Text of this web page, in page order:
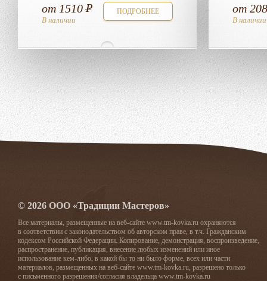
от 1510
В наличии
ПОДРОБНЕЕ от
В наличии
© 2026 ООО «Традиции Мастеров»
Все материалы, размещенные на веб-сайте www.tm-kovka.ru охраняются
в соответствии с законодательством об авторском праве, в т.ч. Гражданским
кодексом Российской Федерации. Копирование, демонстрация, воспроизведение,
распространение, публикация, внесение любых изменений или иное
использование кем-либо, в какой бы то ни было форме, всех или части
материалов, размещенных на веб-сайте www.tm-kovka.ru, разрешено только
с письменного разрешения/согласия владельца www.tm-kovka.ru